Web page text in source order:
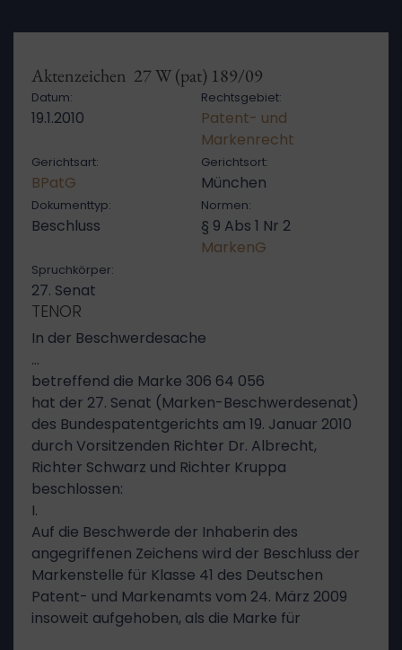
Aktenzeichen 27 W (pat) 189/09
Datum:
19.1.2010
Rechtsgebiet:
Patent- und
Markenrecht
Gerichtsart:
BPatG
Gerichtsort:
München
Dokumenttyp:
Beschluss
Normen:
§ 9 Abs 1 Nr 2
MarkenG
Spruchkörper:
27. Senat
TENOR
In der Beschwerdesache
…
betreffend die Marke 306 64 056
hat der 27. Senat (Marken-Beschwerdesenat)
des Bundespatentgerichts am 19. Januar 2010
durch Vorsitzenden Richter Dr. Albrecht,
Richter Schwarz und Richter Kruppa
beschlossen:
I.
Auf die Beschwerde der Inhaberin des
angegriffenen Zeichens wird der Beschluss der
Markenstelle für Klasse 41 des Deutschen
Patent- und Markenamts vom 24. März 2009
insoweit aufgehoben, als die Marke für